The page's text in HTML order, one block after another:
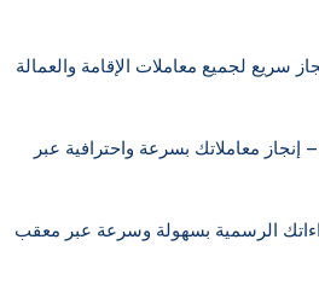
سريع لجميع معاملات الإقامة والعمالة
معاملاتك بسرعة واحترافية عبر
الرسمية بسهولة وسرعة عبر معقب